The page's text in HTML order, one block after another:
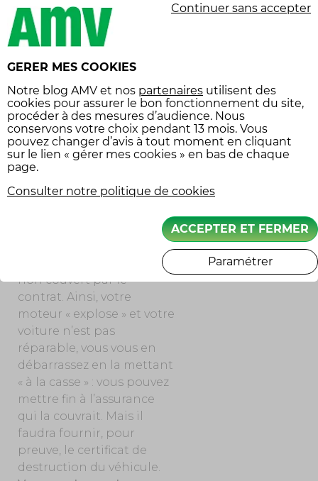
DES « CAS DE RÉSILIATION
vous permettent de
résilier votre contrat à
tout moment, même
avant l’arrivée de la
première échéance.
Lorsqu’il n’y aplus de
résultant d’un évènement
non couvert par le
contrat. Ainsi, votre
moteur « explose » et votre
voiture n’est pas
réparable, vous vous en
débarrassez en la mettant
« à la casse » : vous pouvez
mettre fin à l’assurance
qui la couvrait. Mais il
faudra fournir, pour
preuve, le certificat de
destruction du véhicule.
GERER MES COOKIES
Notre blog AMV et nos partenaires utilisent des
cookies pour assurer le bon fonctionnement du site,
procéder à des mesures d’audience. Nous
conservons votre choix pendant 13 mois. Vous
pouvez changer d’avis à tout moment en cliquant
sur le lien « gérer mes cookies » en bas de chaque
page.
Consulter notre politique de cookies
Continuer sans accepter
ACCEPTER ET FERMER
Paramétrer